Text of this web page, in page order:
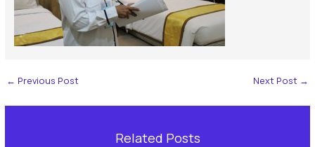
← Previous Post Next Post →
Related Posts